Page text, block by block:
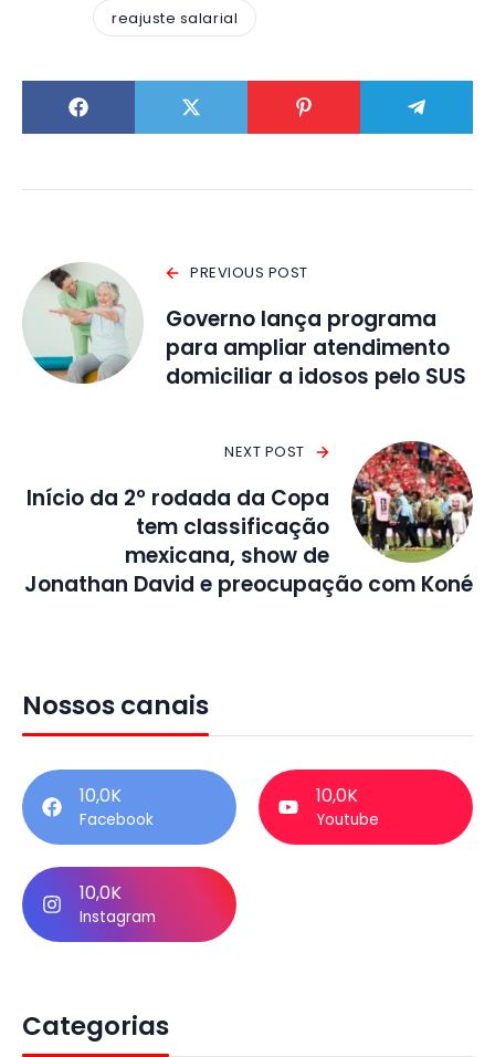
reajuste salarial
PREVIOUS POST
Governo lança programa
para ampliar atendimento
domiciliar a idosos pelo SUS
NEXT POST
Início da 2º rodada da Copa
tem classificação
mexicana, show de
Jonathan David e preocupação com Koné
Nossos canais
10,0K
Facebook
10,0K
Youtube
10,0K
Instagram
Categorias